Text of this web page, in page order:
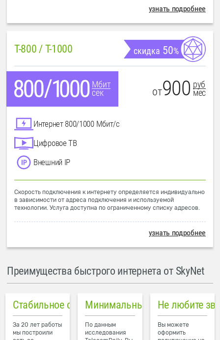
узнать подробнее
T-800 / T-1000 скидка 50%
Мбит
сек
от900 руб
мес
Интернет 800/1000 Мбит/с
Цифровое ТВ
Внешний IP
Скорость подключения к интернету определяется индивидуально
в зависимости от адреса подключения и используемой
технологии. Услуга доступна по ограниченному списку адресов.
узнать подробнее
Преимущества быстрого интернета от SkyNet
Стабильное соединение
За 20 лет работы
мы построили
Минимальный пинг в городе
По данным
исследования
Не любите
Вы можете
оформить